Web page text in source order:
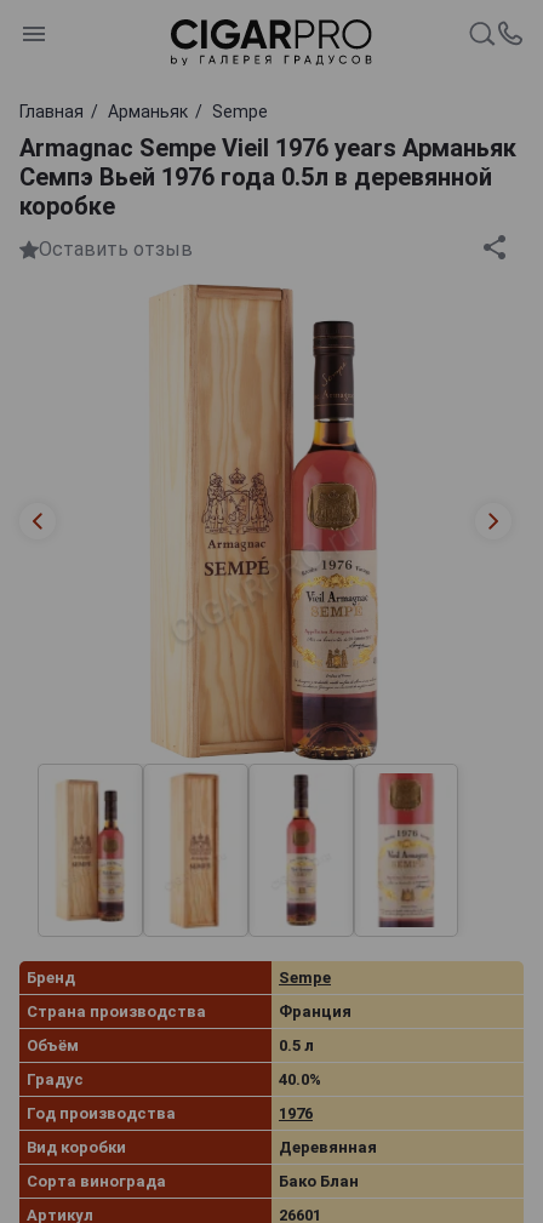
Главная Арманьяк Sempe
Armagnac Sempe Vieil 1976 years Арманьяк
Семпэ Вьей 1976 года 0.5л в деревянной
коробке
Оставить отзыв
Бренд
Sempe
Страна производства
Франция
Объём
0.5 л
Градус
40.0%
Год производства
1976
Вид коробки
Деревянная
Сорта винограда
Бако Блан
Артикул
26601